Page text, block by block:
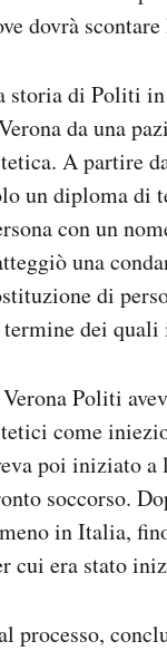
dovrà
storia di Politi in
da una
A partire
un diploma di
con un
una
di
dei quali
Politi
come
poi iniziato a
soccorso.
in Italia,
cui era stato
processo,